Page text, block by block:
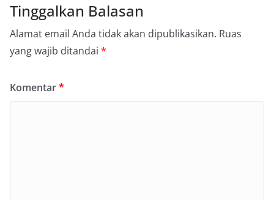
Tinggalkan Balasan
Alamat email Anda tidak akan dipublikasikan. Ruas
yang wajib ditandai *
Komentar*